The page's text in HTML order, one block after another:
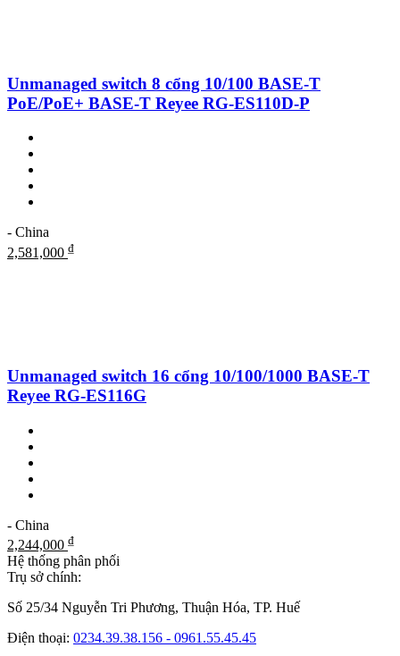
Unmanaged switch 8 cổng 10/100 BASE-T
PoE/PoE+ BASE-T Reyee RG-ES110D-P
- China
2,581,000 ₫
Unmanaged switch 16 cổng 10/100/1000 BASE-T
Reyee RG-ES116G
- China
2,244,000 ₫
Hệ thống phân phối
Trụ sở chính:
Số 25/34 Nguyễn Tri Phương, Thuận Hóa, TP. Huế
Điện thoại: 0234.39.38.156 - 0961.55.45.45